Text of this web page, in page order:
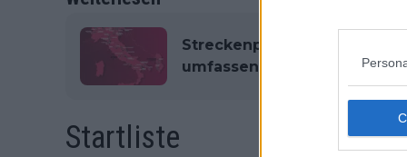
Streckenprofil und Route
umfassendste
Startliste